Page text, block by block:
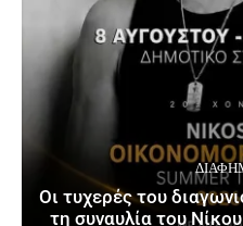
Οι τυχερές του
τη συναυλία του